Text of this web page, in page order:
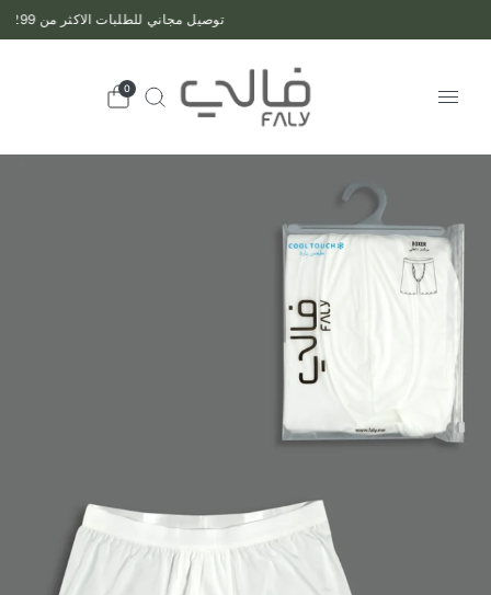
توصيل مجاني للطلبات الاكثر من 299 ريال
0